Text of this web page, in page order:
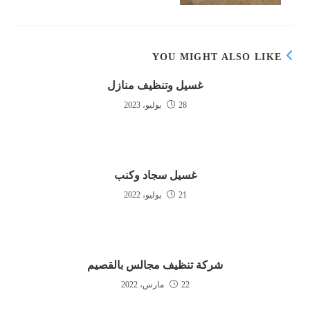
YOU MIGHT ALSO LIKE
غسيل وتنظيف منازل
28 يوليو، 2023
غسيل سجاد وكنب
21 يوليو، 2022
شركة تنظيف مجالس بالقصيم
22 مارس، 2022